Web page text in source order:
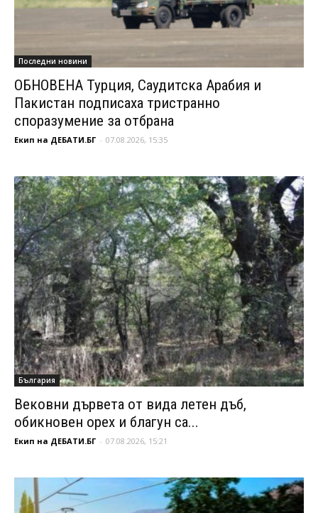
Последни новини
ОБНОВЕНА Турция, Саудитска Арабия и
Пакистан подписаха тристранно
споразумение за отбрана
Екип на ДЕБАТИ.БГ - 07.08.2026, 15:35
България
Вековни дървета от вида летен дъб,
обикновен орех и благун са...
Екип на ДЕБАТИ.БГ - 07.08.2026, 15:21